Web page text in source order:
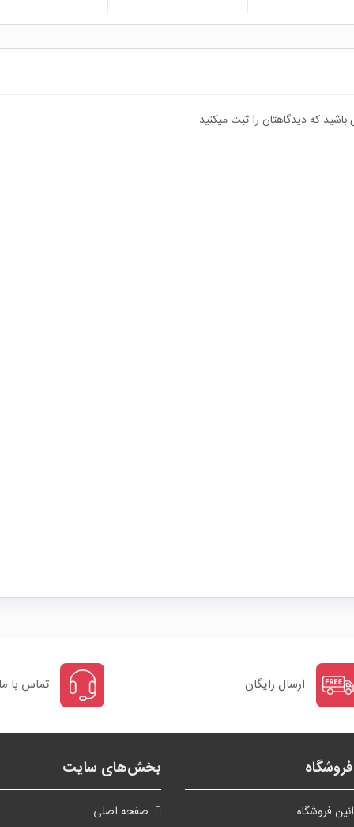
باشید که دیدگاهتان را ثبت میکنید
ارسال رایگان تماس با ما
فروشگاه
بخش‌های سایت
صفحه اصلی